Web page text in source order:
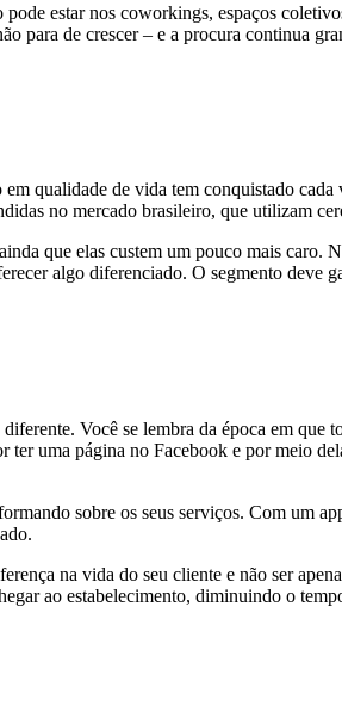
estar nos coworkings, espaços
para de crescer – e a procura continua
qualidade de vida tem conquistado cada
no mercado brasileiro, que utilizam
que elas custem um pouco mais caro.
algo diferenciado. O segmento deve
Você se lembra da época em que
uma página no Facebook e por meio
sobre os seus serviços. Com um
na vida do seu cliente e não ser
ao estabelecimento, diminuindo o